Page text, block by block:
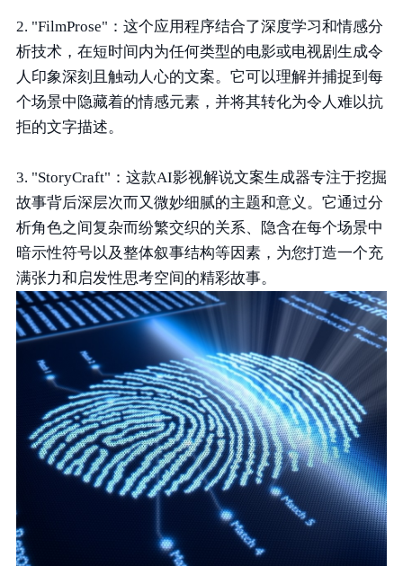
2. "FilmProse"：这个应用程序结合了深度学习和情感分
析技术，在短时间内为任何类型的电影或电视剧生成令
人印象深刻且触动人心的文案。它可以理解并捕捉到每
个场景中隐藏着的情感元素，并将其转化为令人难以抗
拒的文字描述。
3. "StoryCraft"：这款AI影视解说文案生成器专注于挖掘
故事背后深层次而又微妙细腻的主题和意义。它通过分
析角色之间复杂而纷繁交织的关系、隐含在每个场景中
暗示性符号以及整体叙事结构等因素，为您打造一个充
满张力和启发性思考空间的精彩故事。